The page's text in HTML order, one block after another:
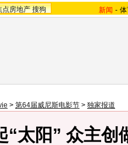
点房地产 搜狗 新闻 -
> 第64届威尼斯电影节 > 独家报道
“太阳” 众主创